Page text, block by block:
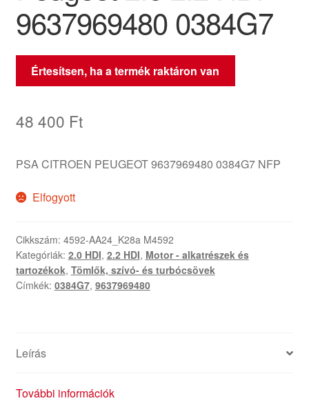
9637969480 0384G7
Értesítsen, ha a termék raktáron van
48 400 Ft
PSA CITROEN PEUGEOT 9637969480 0384G7 NFP
Elfogyott
Cikkszám: 4592-AA24_K28a M4592
Kategóriák: 2.0 HDI, 2.2 HDI, Motor - alkatrészek és
tartozékok, Tömlők, szívó- és turbócsövek
Címkék: 0384G7, 9637969480
Leírás
További információk